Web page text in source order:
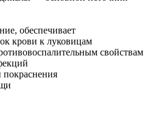
обеспечивает
крови к луковицам
свойствам